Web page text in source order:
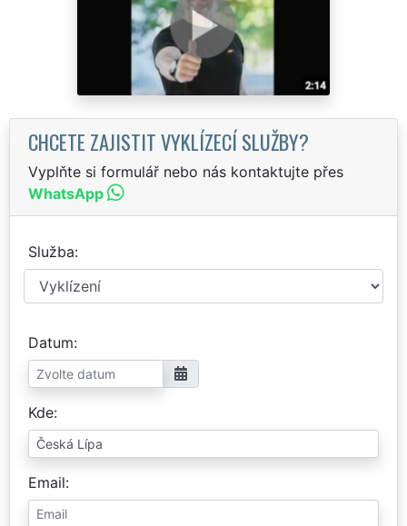
CHCETE ZAJISTIT VYKLÍZECÍ SLUŽBY?
Vyplňte si formulář nebo nás kontaktujte přes
WhatsApp
Služba
Datum
Kde
Email